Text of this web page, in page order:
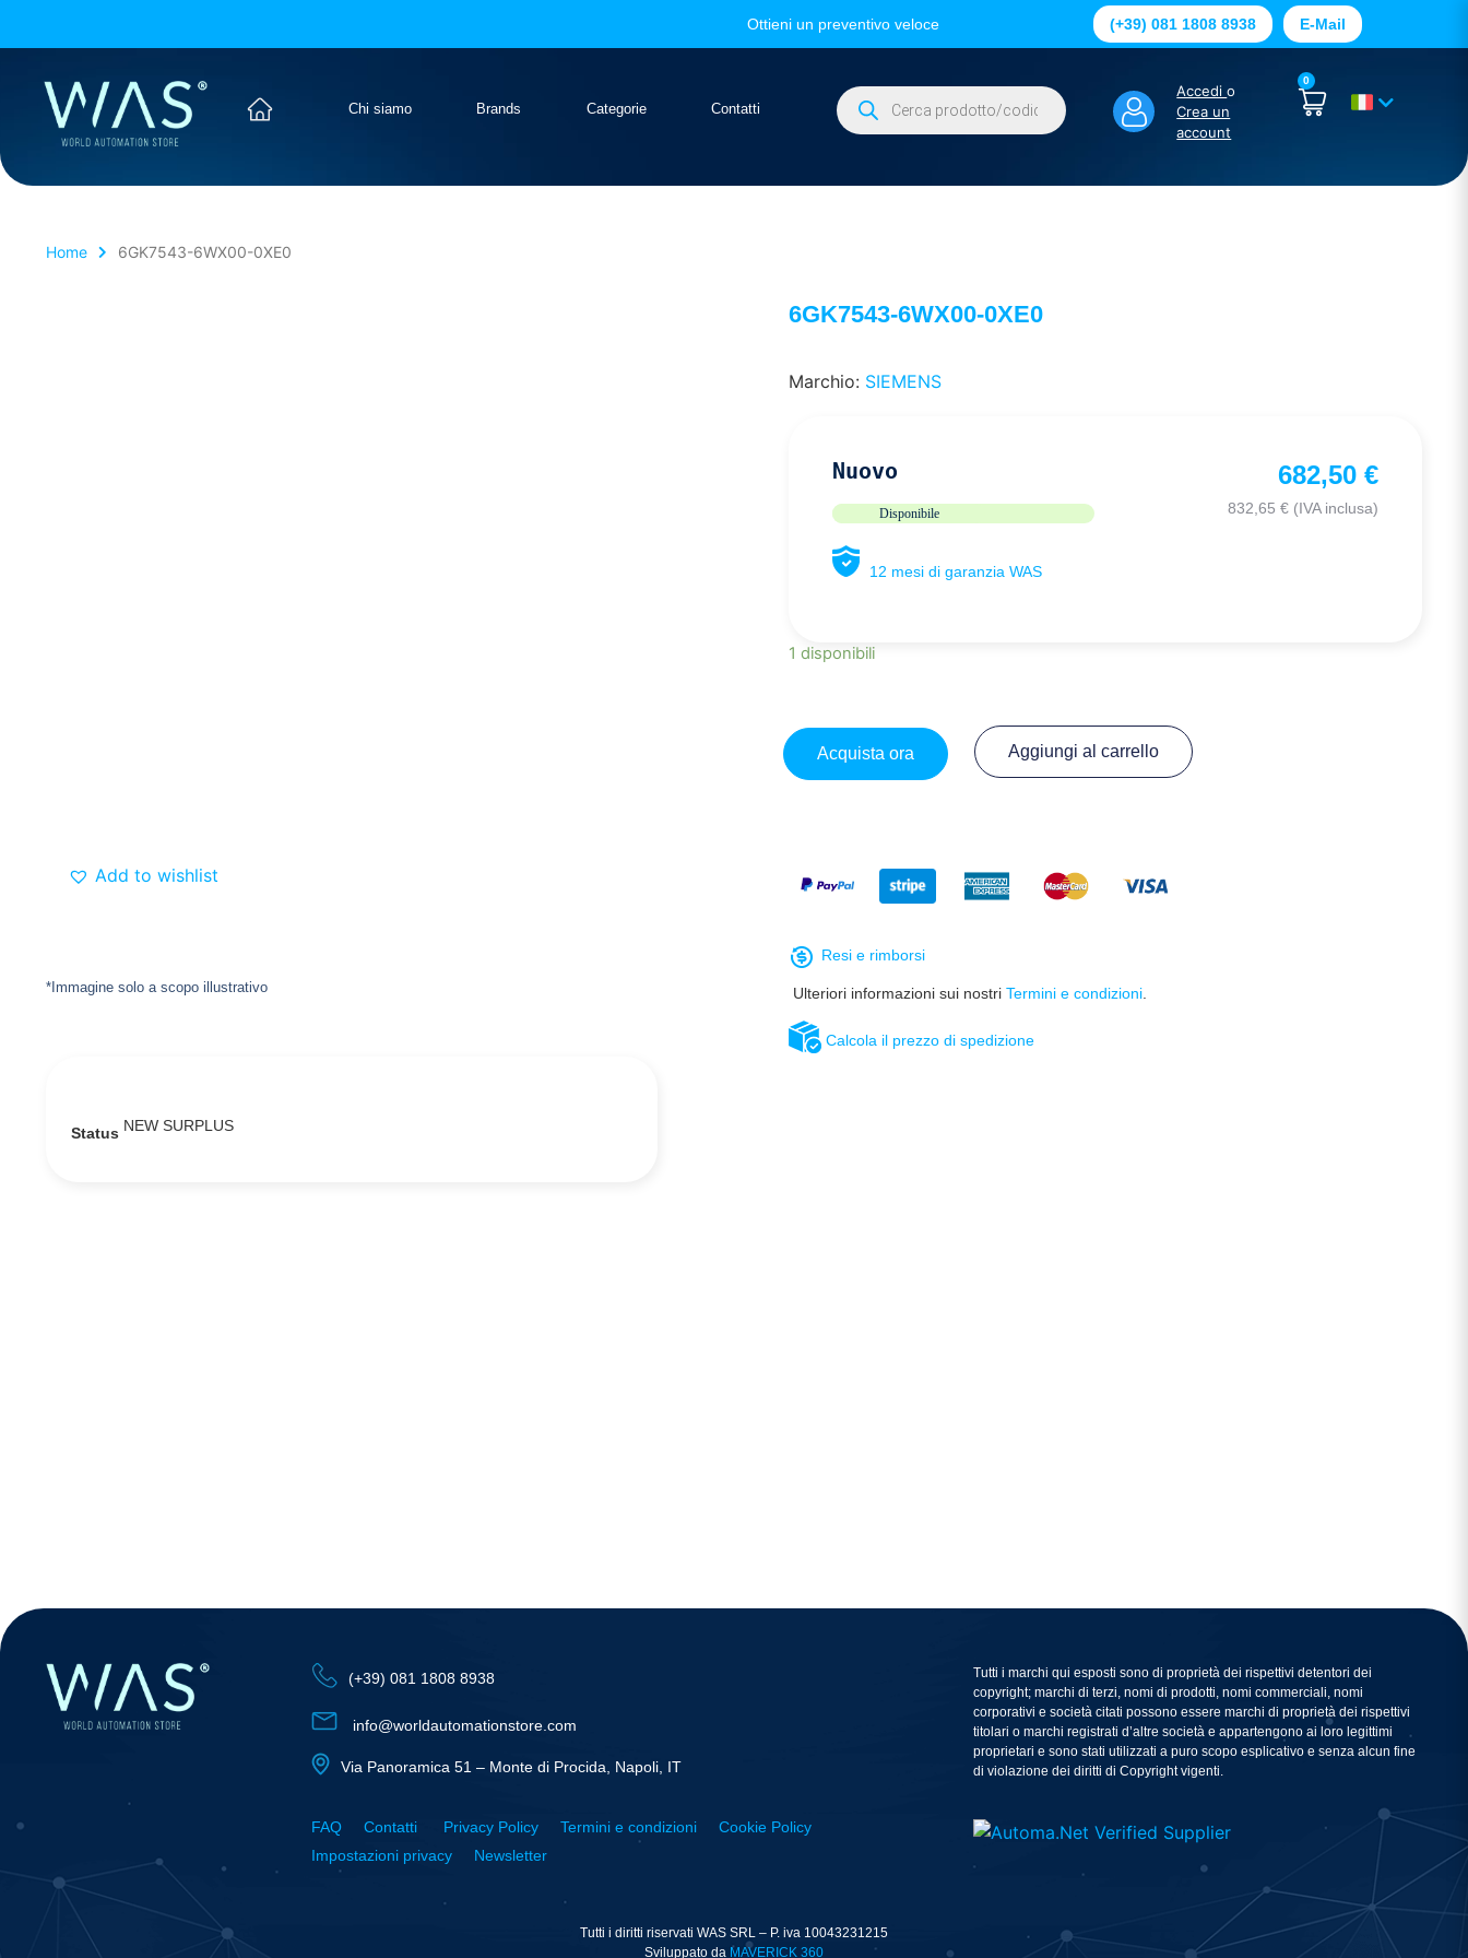
Ottieni un preventivo veloce (+39) 081 1808 8938 E-Mail
Chi siamo Brands Categorie Contatti
Accedio
Crea un
account
0
Home 6GK7543-6WX00-0XE0
Add to wishlist
*Immagine solo a scopo illustrativo
Status NEW SURPLUS
6GK7543-6WX00-0XE0
Marchio: SIEMENS
Nuovo
Disponibile
12 mesi di garanzia WAS
682,50 €
832,65 € (IVA inclusa)
1 disponibili
Aggiungi al carrello
Acquista ora
Calcola il prezzo di spedizione
Resi e rimborsi
Ulteriori informazioni sui nostri Termini e condizioni.
(+39) 081 1808 8938
info@worldautomationstore.com
Via Panoramica 51 – Monte di Procida, Napoli, IT
FAQ Contatti Privacy Policy Termini e condizioni
Cookie Policy
Impostazioni privacy
Newsletter
Tutti i marchi qui esposti sono di proprietà dei rispettivi detentori dei
copyright; marchi di terzi, nomi di prodotti, nomi commerciali, nomi
corporativi e società citati possono essere marchi di proprietà dei rispettivi
titolari o marchi registrati d’altre società e appartengono ai loro legittimi
proprietari e sono stati utilizzati a puro scopo esplicativo e senza alcun fine
di violazione dei diritti di Copyright vigenti.
Tutti i diritti riservati WAS SRL – P. iva 10043231215
Sviluppato da MAVERICK 360